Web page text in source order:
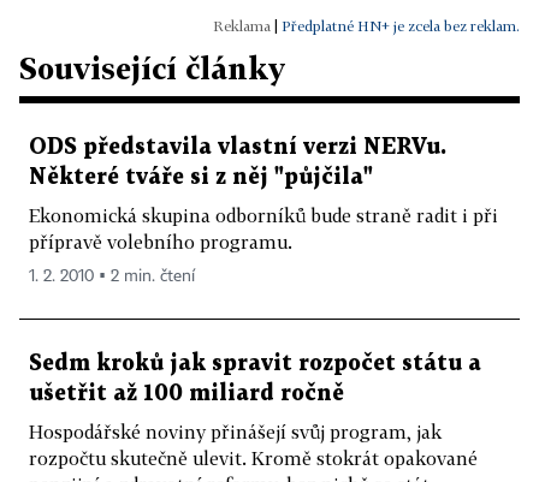
- zefektivnit ekonomickou diplomacii (čtyři vládní
agentury v zahraničí pod třemi ministerstvy jsou
- usilovat o korektní vztahy s Ruskem, ale
nepřijímat žádné pokusy Ruska získávat větší vliv
ve státech bývalého sovětského bloku
- podporovat vstup států bývalé Jugoslávie a
Turecka do EU
- podporovat legální řízenou migraci, ale
odmítnout jednotnou imigrační politiku EU
- imigranti se musí integrovat a respektovat
demokratické a kulturní hodnoty evropské
Předplatné HN+ je zcela bez reklam.
Související články
ODS představila vlastní verzi NERVu.
Některé tváře si z něj "půjčila"
Ekonomická skupina odborníků bude straně radit i při
přípravě volebního programu.
1. 2. 2010 ▪ 2 min. čtení
Sedm kroků jak spravit rozpočet státu a
ušetřit až 100 miliard ročně
Hospodářské noviny přinášejí svůj program, jak
rozpočtu skutečně ulevit. Kromě stokrát opakované